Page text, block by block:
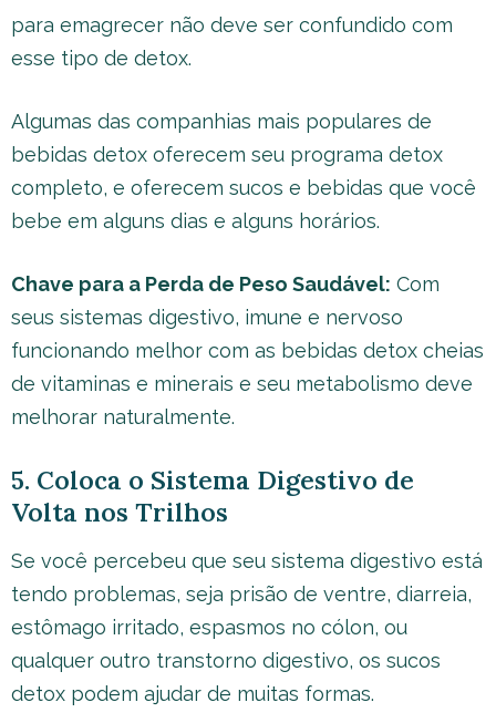
para emagrecer não deve ser confundido com
esse tipo de detox.
Algumas das companhias mais populares de
bebidas detox oferecem seu programa detox
completo, e oferecem sucos e bebidas que você
bebe em alguns dias e alguns horários.
Chave para a Perda de Peso Saudável: Com
seus sistemas digestivo, imune e nervoso
funcionando melhor com as bebidas detox cheias
de vitaminas e minerais e seu metabolismo deve
melhorar naturalmente.
5. Coloca o Sistema Digestivo de
Volta nos Trilhos
Se você percebeu que seu sistema digestivo está
tendo problemas, seja prisão de ventre, diarreia,
estômago irritado, espasmos no cólon, ou
qualquer outro transtorno digestivo, os sucos
detox podem ajudar de muitas formas.